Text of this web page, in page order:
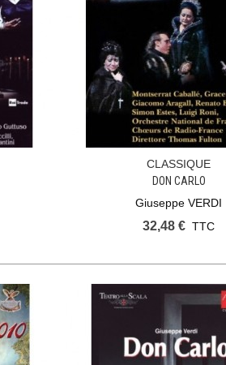
Ajouter Au Panier
CLASSIQUE
DON CARLO
Giuseppe VERDI
32,48 € TTC